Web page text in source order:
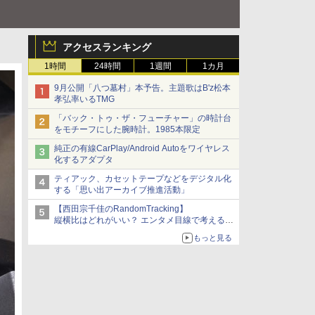
アクセスランキング
1時間 24時間 1週間 1カ月
9月公開「八つ墓村」本予告。主題歌はB'z松本
孝弘率いるTMG
「バック・トゥ・ザ・フューチャー」の時計台
をモチーフにした腕時計。1985本限定
純正の有線CarPlay/Android Autoをワイヤレス
化するアダプタ
ティアック、カセットテープなどをデジタル化
する「思い出アーカイブ推進活動」
【西田宗千佳のRandomTracking】
縦横比はどれがいい？ エンタメ目線で考える、
もっと見る